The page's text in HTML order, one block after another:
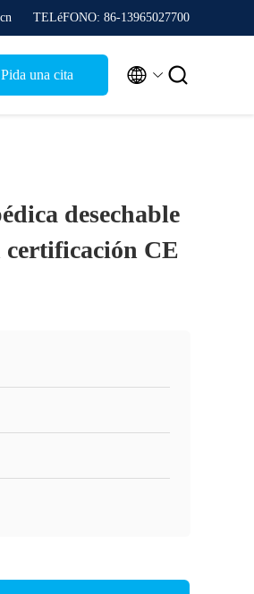
TELéFONO: 86-13965027700
Pida una cita  
desechable
certificación CE